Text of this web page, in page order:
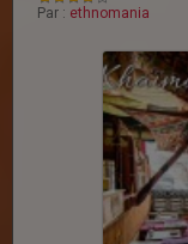
Par : ethnomania